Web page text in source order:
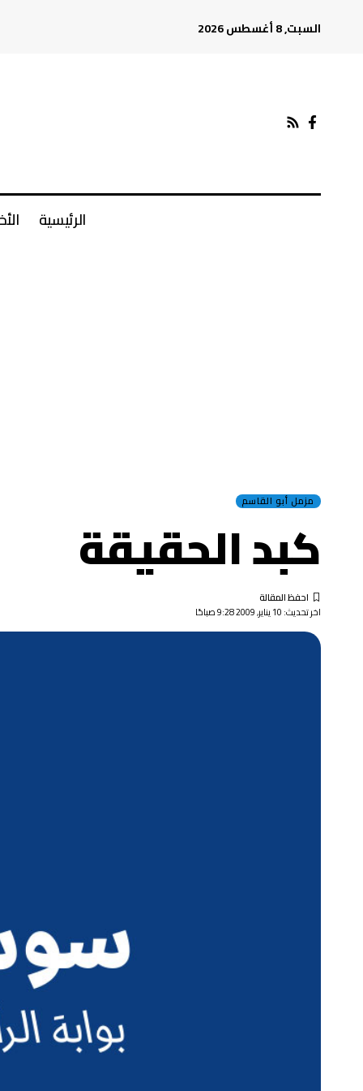
السبت, 8 أغسطس 2026
الرئيسية
مزمل أبو القاسم
كبد الحقيقة
اخر تحديث: 10 يناير, 2009 9:28 صباحًا